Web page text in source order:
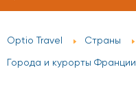
Optio Travel Страны
Города и курорты Франции